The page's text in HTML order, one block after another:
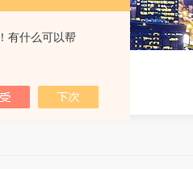
有什么可以帮